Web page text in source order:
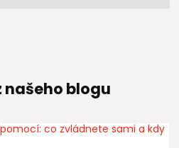
našeho blogu